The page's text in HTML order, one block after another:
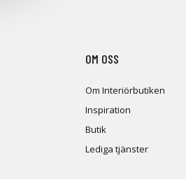
OM OSS
Om Interiörbutiken
Inspiration
Butik
Lediga tjänster